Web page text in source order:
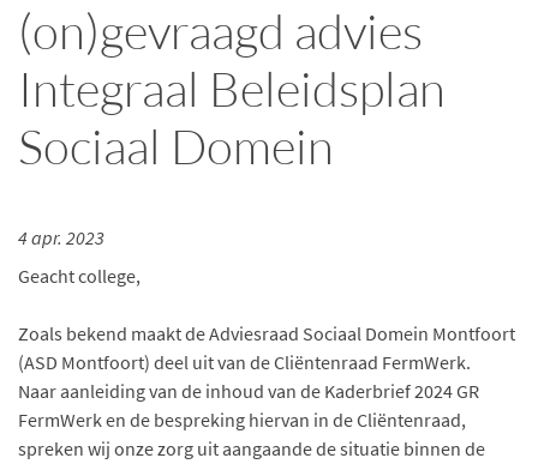
(on)gevraagd advies
Integraal Beleidsplan
Sociaal Domein
4 apr. 2023
Geacht college,
Zoals bekend maakt de Adviesraad Sociaal Domein Montfoort
(ASD Montfoort) deel uit van de Cliëntenraad FermWerk.
Naar aanleiding van de inhoud van de Kaderbrief 2024 GR
FermWerk en de bespreking hiervan in de Cliëntenraad,
spreken wij onze zorg uit aangaande de situatie binnen de